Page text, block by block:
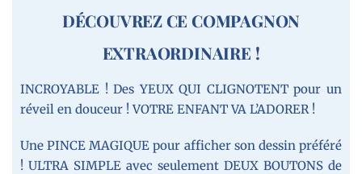
DÉCOUVREZ CE COMPAGNON
EXTRAORDINAIRE !
INCROYABLE ! Des YEUX QUI CLIGNOTENT pour un
réveil en douceur ! VOTRE ENFANT VA L’ADORER !
Une PINCE MAGIQUE pour afficher son dessin préféré
! ULTRA SIMPLE avec seulement DEUX BOUTONS de